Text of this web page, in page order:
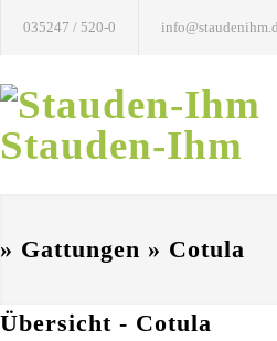
035247 / 520-0
Stauden-Ihm
» Gattungen » Cotula
Übersicht - Cotula